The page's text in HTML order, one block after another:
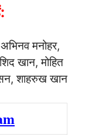
मनोहर,
खान, मोहित
शाहरुख खान